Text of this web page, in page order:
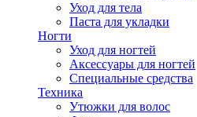
Уход для тела
Паста для укладки
Ногти
Уход для ногтей
Аксессуары для ногтей
Специальные средства
Техника
Утюжки для волос